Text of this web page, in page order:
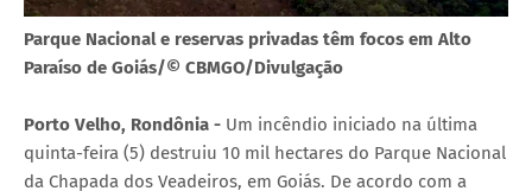
Parque Nacional e reservas privadas têm focos em Alto
Paraíso de Goiás/© CBMGO/Divulgação
Porto Velho, Rondônia - Um incêndio iniciado na última
quinta-feira (5) destruiu 10 mil hectares do Parque Nacional
da Chapada dos Veadeiros, em Goiás. De acordo com a